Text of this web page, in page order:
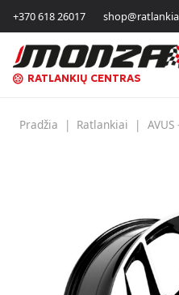
+370 618 26017
RATLANKIŲ CENTRAS
Pradžia | Ratlankiai |